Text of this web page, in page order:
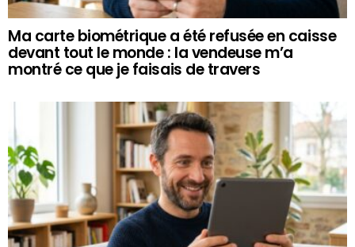
Ma carte biométrique a été refusée en caisse
devant tout le monde : la vendeuse m’a
montré ce que je faisais de travers